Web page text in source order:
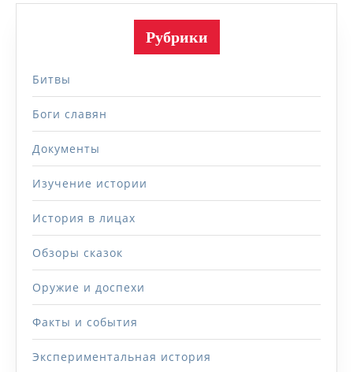
Рубрики
Битвы
Боги славян
Документы
Изучение истории
История в лицах
Обзоры сказок
Оружие и доспехи
Факты и события
Экспериментальная история